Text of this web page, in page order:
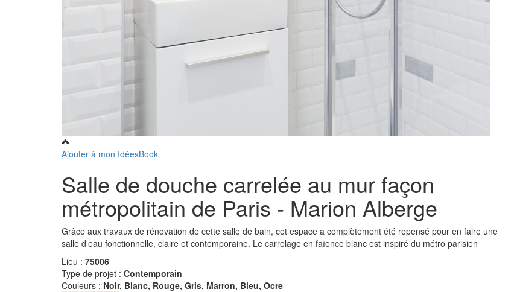
Ajouter à mon IdéesBook
Salle de douche carrelée au mur façon
métropolitain de Paris - Marion Alberge
Grâce aux travaux de rénovation de cette salle de bain, cet espace a complètement été repensé pour en faire une
salle d'eau fonctionnelle, claire et contemporaine. Le carrelage en faïence blanc est inspiré du métro parisien
Lieu : 75006
Type de projet : Contemporain
Couleurs : Noir, Blanc, Rouge, Gris, Marron, Bleu, Ocre